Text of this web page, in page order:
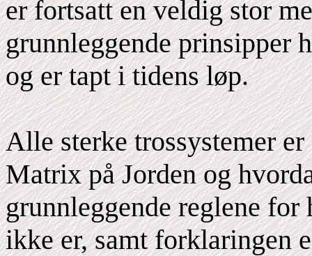
er fortsatt en veldig stor
grunnleggende prinsipper
og er tapt i tidens løp.
Alle sterke trossystemer
Matrix på Jorden og
grunnleggende reglene
ikke er, samt forklaringen